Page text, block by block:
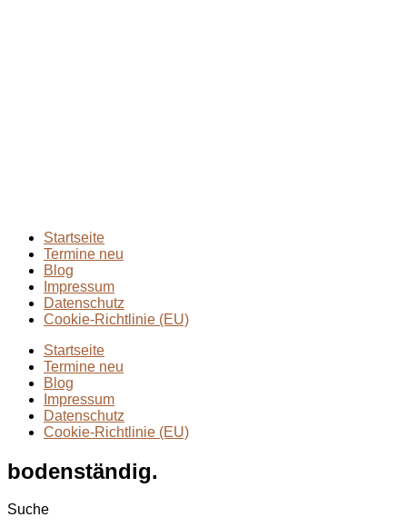
Startseite
Termine neu
Blog
Impressum
Datenschutz
Cookie-Richtlinie (EU)
Startseite
Termine neu
Blog
Impressum
Datenschutz
Cookie-Richtlinie (EU)
bodenständig.
Suche